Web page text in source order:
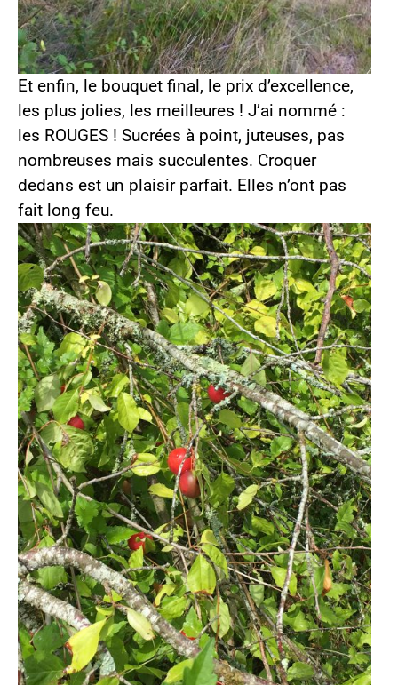
Et enfin, le bouquet final, le prix d’excellence,
les plus jolies, les meilleures ! J’ai nommé :
les ROUGES ! Sucrées à point, juteuses, pas
nombreuses mais succulentes. Croquer
dedans est un plaisir parfait. Elles n’ont pas
fait long feu.